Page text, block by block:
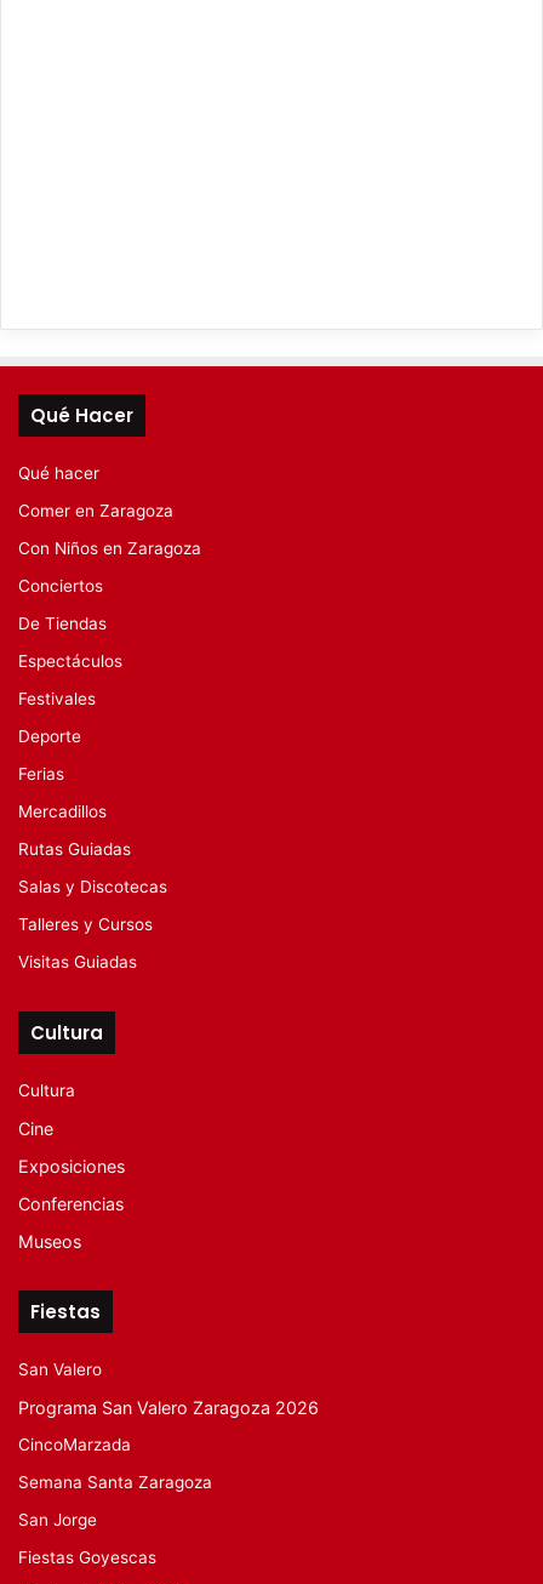
Qué Hacer
Qué hacer
Comer en Zaragoza
Con Niños en Zaragoza
Conciertos
De Tiendas
Espectáculos
Festivales
Deporte
Ferias
Mercadillos
Rutas Guiadas
Salas y Discotecas
Talleres y Cursos
Visitas Guiadas
Cultura
Cultura
Cine
Exposiciones
Conferencias
Museos
Fiestas
San Valero
Programa San Valero Zaragoza 2026
CincoMarzada
Semana Santa Zaragoza
San Jorge
Fiestas Goyescas